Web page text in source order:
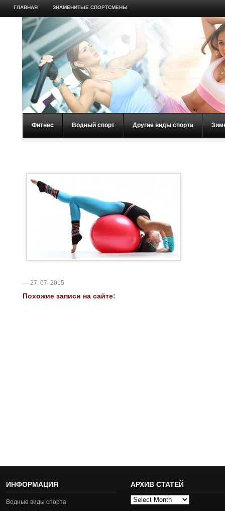
ГЛАВНАЯ ЗНАМЕНИТЫЕ СПОРТСМЕНЫ
Фитнес Водный спорт Другие виды спорта
— 27. 07. 2015
Похожие записи на сайте:
ИНФОРМАЦИЯ
Водные виды спорта
АРХИВ СТАТЕЙ
Архив